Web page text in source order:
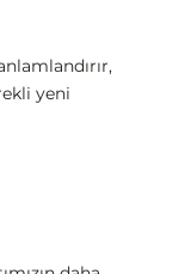
yeni